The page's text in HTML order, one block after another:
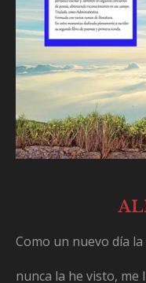
Como un nuevo día
nunca la he visto, me